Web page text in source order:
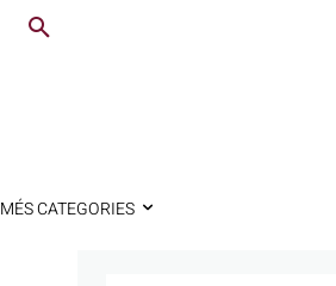
MÉS CATEGORIES